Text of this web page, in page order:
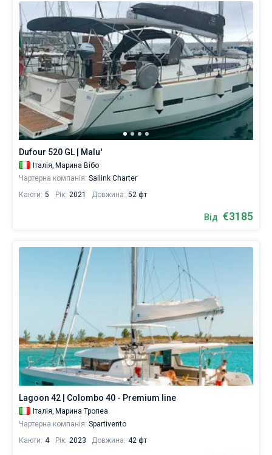
Dufour 520 GL | Malu'
Італія, Марина Вібо
Чартерна компанія: Sailink Charter
Каюти: 5 Рік: 2021 Довжина: 52 фт
Від €3185
Lagoon 42 | Colombo 40 - Premium line
Італія, Марина Тропеа
Чартерна компанія: Spartivento
Каюти: 4 Рік: 2023 Довжина: 42 фт